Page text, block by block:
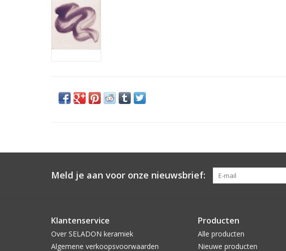
Meld je aan voor onze nieuwsbrief:
Klantenservice
Over SELADON keramiek
Algemene verkoopsvoorwaarden
Producten
Alle producten
Nieuwe producten